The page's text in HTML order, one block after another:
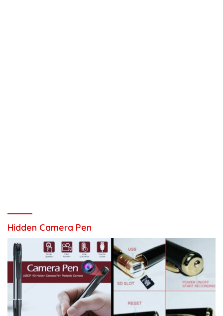
Hidden Camera Pen